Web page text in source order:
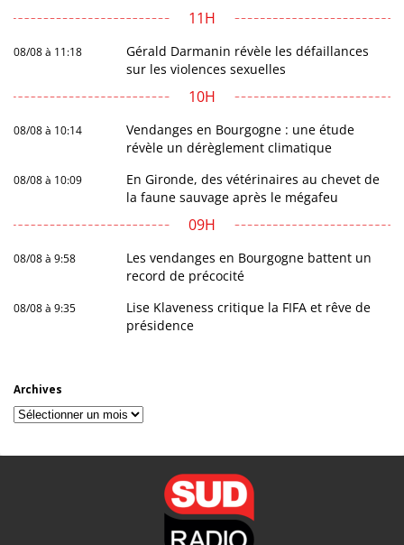
11H
08/08 à 11:18
Gérald Darmanin révèle les défaillances
sur les violences sexuelles
10H
08/08 à 10:14
Vendanges en Bourgogne : une étude
révèle un dérèglement climatique
08/08 à 10:09
En Gironde, des vétérinaires au chevet de
la faune sauvage après le mégafeu
09H
08/08 à 9:58
Les vendanges en Bourgogne battent un
record de précocité
08/08 à 9:35
Lise Klaveness critique la FIFA et rêve de
présidence
Archives
Archives